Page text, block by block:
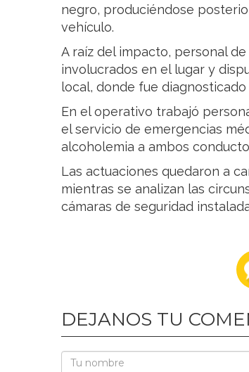
negro, produciéndose
vehículo.
A raíz del impacto, personal
involucrados en el lugar y
local, donde fue
En el operativo trabajó
el servicio de emergencias
alcoholemia a ambos
Las actuaciones quedaron a
mientras se analizan las
cámaras de seguridad
DEJANOS TU